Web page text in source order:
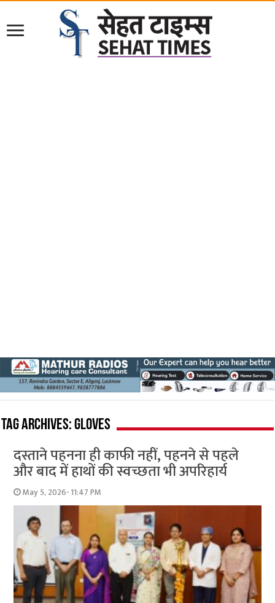
Tag Archives:gloves
दस्ताने पहनना ही काफी नहीं, पहनने से पहले
और बाद में हाथों की स्वच्छता भी अपरिहार्य
May 5, 2026- 11:47 PM